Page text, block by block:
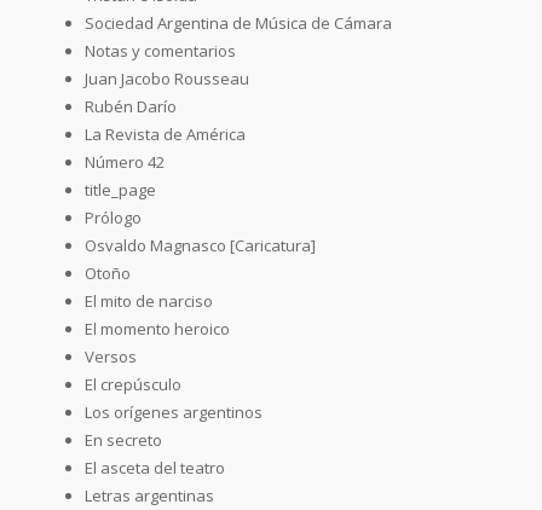
Sociedad Argentina de Música de Cámara
Notas y comentarios
Juan Jacobo Rousseau
Rubén Darío
La Revista de América
Número 42
title_page
Prólogo
Osvaldo Magnasco [Caricatura]
Otoño
El mito de narciso
El momento heroico
Versos
El crepúsculo
Los orígenes argentinos
En secreto
El asceta del teatro
Letras argentinas